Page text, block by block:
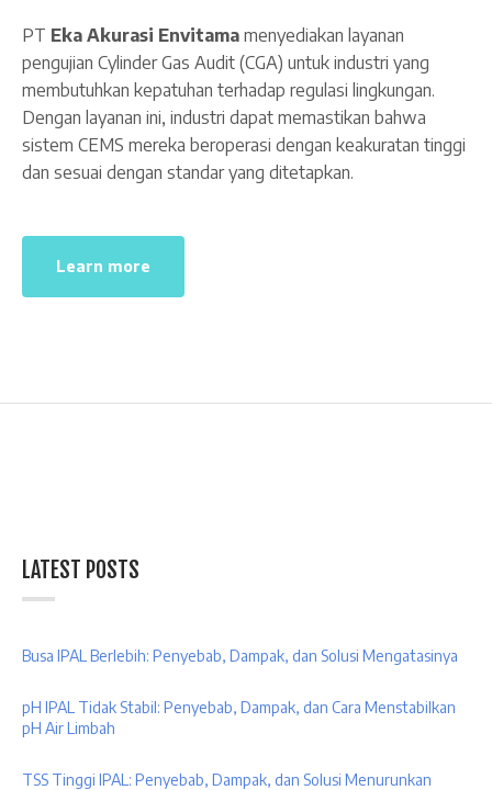
PT Eka Akurasi Envitama menyediakan layanan
pengujian Cylinder Gas Audit (CGA) untuk industri yang
membutuhkan kepatuhan terhadap regulasi lingkungan.
Dengan layanan ini, industri dapat memastikan bahwa
sistem CEMS mereka beroperasi dengan keakuratan tinggi
dan sesuai dengan standar yang ditetapkan.
Learn more
LATEST POSTS
Busa IPAL Berlebih: Penyebab, Dampak, dan Solusi Mengatasinya
pH IPAL Tidak Stabil: Penyebab, Dampak, dan Cara Menstabilkan
pH Air Limbah
TSS Tinggi IPAL: Penyebab, Dampak, dan Solusi Menurunkan